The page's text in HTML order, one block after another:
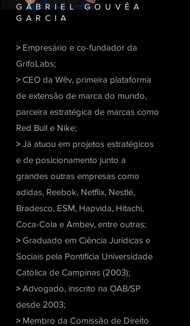
GABRIEL GOUVÊA
GARCIA
> Empresário e co-fundador da
GrifoLabs;
> CEO da Wēv, primeira plataforma
de extensão de marca do mundo,
parceira estratégica de marcas como
Red Bull e Nike;
> Já atuou em projetos estratégicos
e de posicionamento junto a
grandes outras empresas como
adidas, Reebok, Netflix, Nestlé,
Bradesco, ESM, Hapvida, Hitachi,
Coca-Cola e Ambev, entre outras;
> Graduado em Ciência Jurídicas e
Sociais pela Pontifícia Universidade
Católica de Campinas (2003);
> Advogado, inscrito na OAB/SP
desde 2003;
> Membro da Comissão de Direito